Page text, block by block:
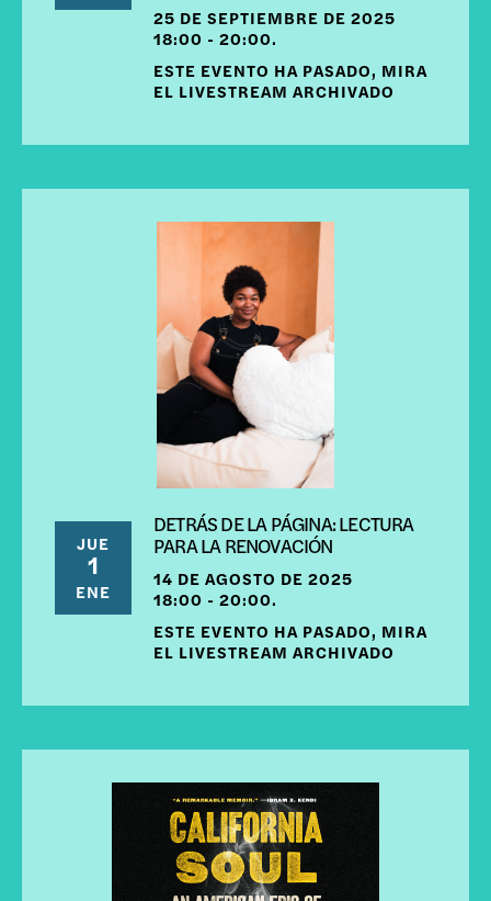
25 DE SEPTIEMBRE DE 2025
18:00 - 20:00.
ESTE EVENTO HA PASADO, MIRA
EL LIVESTREAM ARCHIVADO
JUE
1
ENE
DETRÁS DE LA PÁGINA: LECTURA
PARA LA RENOVACIÓN
14 DE AGOSTO DE 2025
18:00 - 20:00.
ESTE EVENTO HA PASADO, MIRA
EL LIVESTREAM ARCHIVADO